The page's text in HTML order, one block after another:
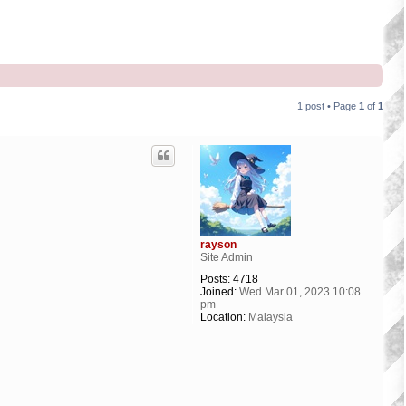
1 post • Page 1 of 1
rayson
Site Admin
Posts: 4718
Joined: Wed Mar 01, 2023 10:08
pm
Location: Malaysia